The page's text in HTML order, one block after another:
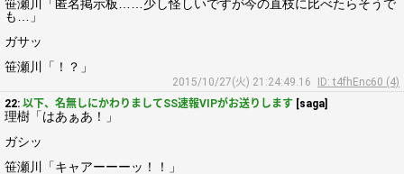
笹瀬川「匿名掲示板……少し怪しいですが今の直枝に比べたらそうで
も…」
ガサッ
笹瀬川「！？」
2015/10/27(火) 21:24:49.16
ID: t4fhEnc60 (4)
22: 以下、名無しにかわりましてSS速報VIPがお送りします [saga]
理樹「はあぁあ！」
ガシッ
笹瀬川「キャアーーーッ！！」